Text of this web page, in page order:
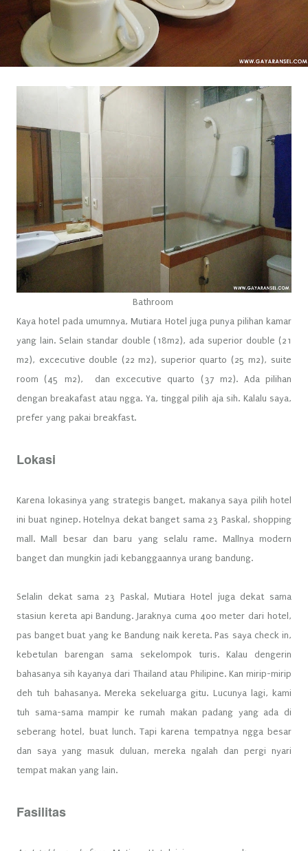
Bathroom
Kaya hotel pada umumnya, Mutiara Hotel juga punya pilihan kamar
yang lain. Selain standar double (18m2), ada superior double (21
m2), excecutive double (22 m2), superior quarto (25 m2), suite
room (45 m2), dan excecutive quarto (37 m2). Ada pilihan
dengan breakafast atau ngga. Ya, tinggal pilih aja sih. Kalalu saya,
prefer yang pakai breakfast.
Lokasi
Karena lokasinya yang strategis banget, makanya saya pilih hotel
ini buat nginep. Hotelnya dekat banget sama 23 Paskal, shopping
mall. Mall besar dan baru yang selalu rame. Mallnya modern
banget dan mungkin jadi kebanggaannya urang bandung.
Selalin dekat sama 23 Paskal, Mutiara Hotel juga dekat sama
stasiun kereta api Bandung. Jaraknya cuma 400 meter dari hotel,
pas banget buat yang ke Bandung naik kereta. Pas saya check in,
kebetulan barengan sama sekelompok turis. Kalau dengerin
bahasanya sih kayanya dari Thailand atau Philipine. Kan mirip-mirip
deh tuh bahasanya. Mereka sekeluarga gitu. Lucunya lagi, kami
tuh sama-sama mampir ke rumah makan padang yang ada di
seberang hotel, buat lunch. Tapi karena tempatnya ngga besar
dan saya yang masuk duluan, mereka ngalah dan pergi nyari
tempat makan yang lain.
Fasilitas